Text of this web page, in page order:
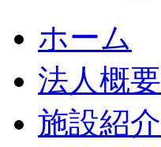
ホーム
法人概要
施設紹介